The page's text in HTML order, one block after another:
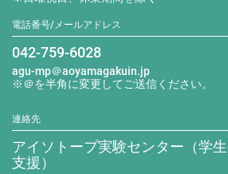
電話番号/メールアドレス
042-759-6028
agu-mp＠aoyamagakuin.jp
※＠を半角に変更してご送信ください。
連絡先
アイソトープ実験センター（学
支援）